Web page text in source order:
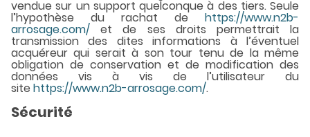
vendue sur un support quelconque à des tiers. Seule
l’hypothèse du rachat de https://www.n2b-
arrosage.com/ et de ses droits permettrait la
transmission des dites informations à l’éventuel
acquéreur qui serait à son tour tenu de la même
obligation de conservation et de modification des
données vis à vis de l’utilisateur du
site https://www.n2b-arrosage.com/.
Sécurité